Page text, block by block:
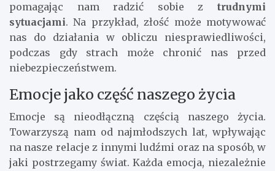
pomagając nam radzić sobie z trudnymi
sytuacjami. Na przykład, złość może motywować
nas do działania w obliczu niesprawiedliwości,
podczas gdy strach może chronić nas przed
niebezpieczeństwem.
Emocje jako część naszego życia
Emocje są nieodłączną częścią naszego życia.
Towarzyszą nam od najmłodszych lat, wpływając
na nasze relacje z innymi ludźmi oraz na sposób, w
jaki postrzegamy świat. Każda emocja, niezależnie